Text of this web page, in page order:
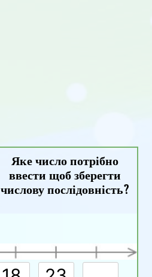
Яке число потрібно
ввести щоб зберегти
числову послідовність?